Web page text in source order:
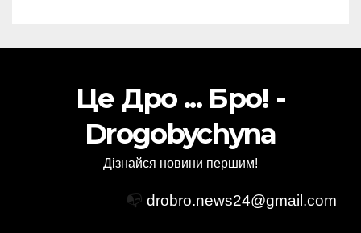
Це Дро ... Бро! -
Drogobychyna
Дізнайся новини першим!
📭 drobro.news24@gmail.com